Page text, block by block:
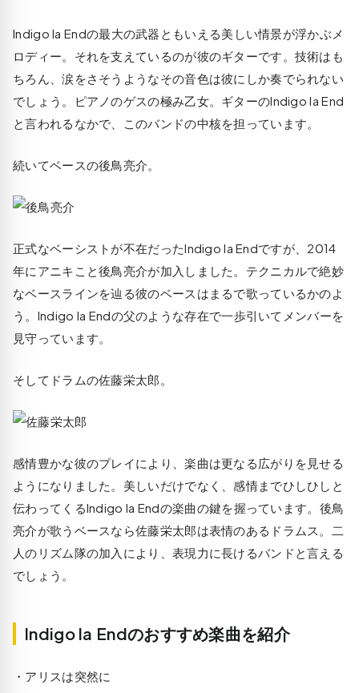
Indigo la Endの最大の武器ともいえる美しい情景が浮かぶメ
ロディー。それを支えているのが彼のギターです。技術はも
ちろん、涙をさそうようなその音色は彼にしか奏でられない
でしょう。ピアノのゲスの極み乙女。ギターのIndigo la End
と言われるなかで、このバンドの中核を担っています。
続いてベースの後鳥亮介。
正式なベーシストが不在だったIndigo la Endですが、2014
年にアニキこと後鳥亮介が加入しました。テクニカルで絶妙
なベースラインを辿る彼のベースはまるで歌っているかのよ
う。Indigo la Endの父のような存在で一歩引いてメンバーを
見守っています。
そしてドラムの佐藤栄太郎。
感情豊かな彼のプレイにより、楽曲は更なる広がりを見せる
ようになりました。美しいだけでなく、感情までひしひしと
伝わってくるIndigo la Endの楽曲の鍵を握っています。後鳥
亮介が歌うベースなら佐藤栄太郎は表情のあるドラムス。二
人のリズム隊の加入により、表現力に長けるバンドと言える
でしょう。
Indigo la Endのおすすめ楽曲を紹介
・アリスは突然に